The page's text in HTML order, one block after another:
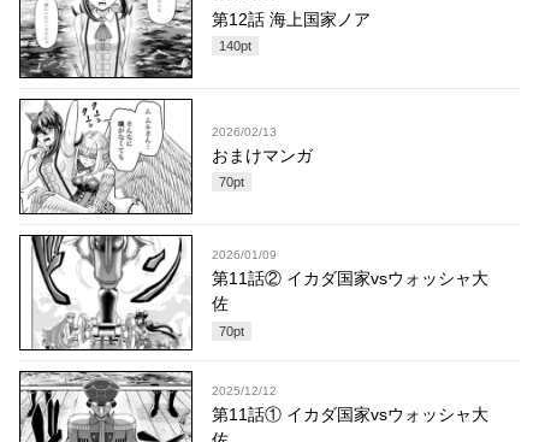
第12話 海上国家ノア
140pt
2026/02/13
おまけマンガ
70pt
2026/01/09
第11話② イカダ国家vsウォッシャ大
佐
70pt
2025/12/12
第11話① イカダ国家vsウォッシャ大